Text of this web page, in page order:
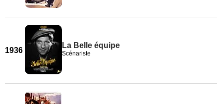
1936
La Belle équipe
Scénariste